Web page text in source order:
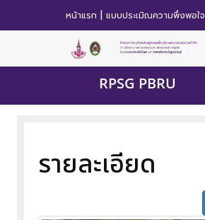
หน้าแรก | แบบประเมิณความพึ่งพอใจ
RPSG PBRU
รายละเอียด